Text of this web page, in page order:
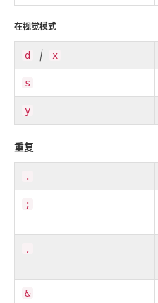
在视觉模式
d | x
s
y
重复
.
;
,
&